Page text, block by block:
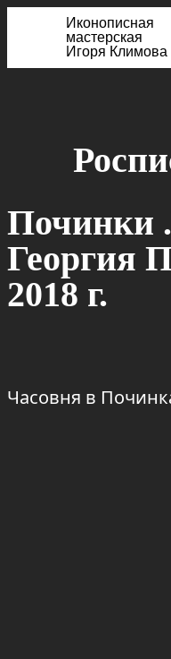
Иконописная
мастерская
Игоря Климова
Починки
Георгия
2018 г.
Часовня в